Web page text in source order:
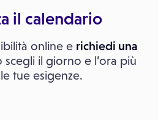
il calendario
online e richiedi una
scegli il giorno e l’ora più
tue esigenze.